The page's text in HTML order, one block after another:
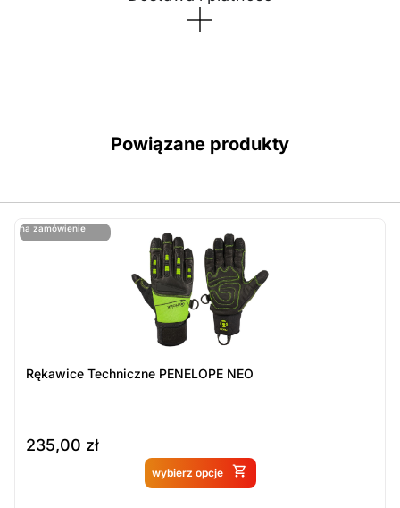
Powiązane produkty
na zamówienie
ostatnie sztuki
Rękawice Techniczne PENELOPE NEO
235,00 zł
wybierz opcje
Produkt dostępny na